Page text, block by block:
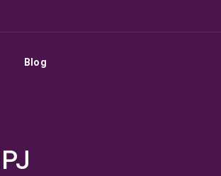
Blog